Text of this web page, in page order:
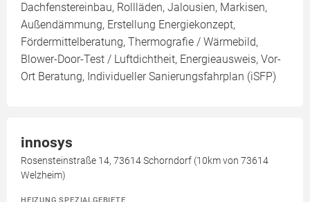
Dachfenstereinbau, Rollläden, Jalousien, Markisen,
Außendämmung, Erstellung Energiekonzept,
Fördermittelberatung, Thermografie / Wärmebild,
Blower-Door-Test / Luftdichtheit, Energieausweis, Vor-
Ort Beratung, Individueller Sanierungsfahrplan (iSFP)
innosys
Rosensteinstraße 14, 73614 Schorndorf (10km von 73614
Welzheim)
HEIZUNG SPEZIALGEBIETE